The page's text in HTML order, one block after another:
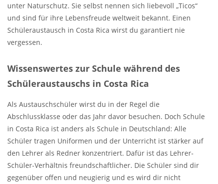
unter Naturschutz. Sie selbst nennen sich liebevoll „Ticos“
und sind für ihre Lebensfreude weltweit bekannt. Einen
Schüleraustausch in Costa Rica wirst du garantiert nie
vergessen.
Wissenswertes zur Schule während des
Schüleraustauschs in Costa Rica
Als Austauschschüler wirst du in der Regel die
Abschlussklasse oder das Jahr davor besuchen. Doch Schule
in Costa Rica ist anders als Schule in Deutschland: Alle
Schüler tragen Uniformen und der Unterricht ist stärker auf
den Lehrer als Redner konzentriert. Dafür ist das Lehrer-
Schüler-Verhältnis freundschaftlicher. Die Schüler sind dir
gegenüber offen und neugierig und es wird dir nicht